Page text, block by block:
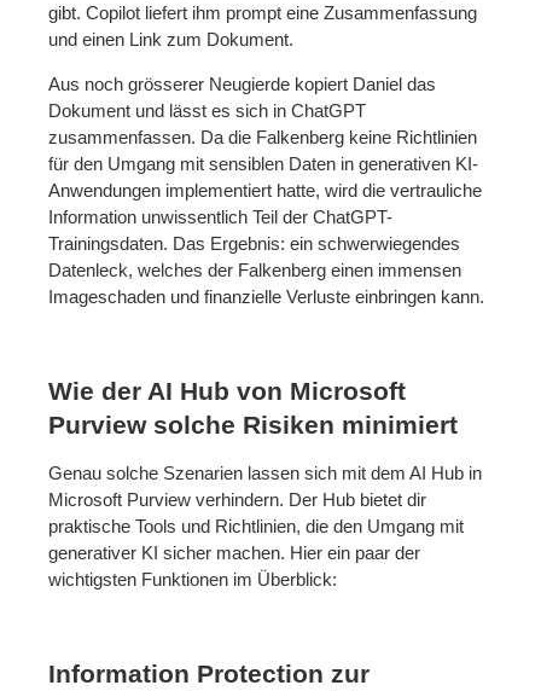
gibt. Copilot liefert ihm prompt eine Zusammenfassung
und einen Link zum Dokument.
Aus noch grösserer Neugierde kopiert Daniel das
Dokument und lässt es sich in ChatGPT
zusammenfassen. Da die Falkenberg keine Richtlinien
für den Umgang mit sensiblen Daten in generativen KI-
Anwendungen implementiert hatte, wird die vertrauliche
Information unwissentlich Teil der ChatGPT-
Trainingsdaten. Das Ergebnis: ein schwerwiegendes
Datenleck, welches der Falkenberg einen immensen
Imageschaden und finanzielle Verluste einbringen kann.
Wie der AI Hub von Microsoft
Purview solche Risiken minimiert
Genau solche Szenarien lassen sich mit dem AI Hub in
Microsoft Purview verhindern. Der Hub bietet dir
praktische Tools und Richtlinien, die den Umgang mit
generativer KI sicher machen. Hier ein paar der
wichtigsten Funktionen im Überblick:
Information Protection zur